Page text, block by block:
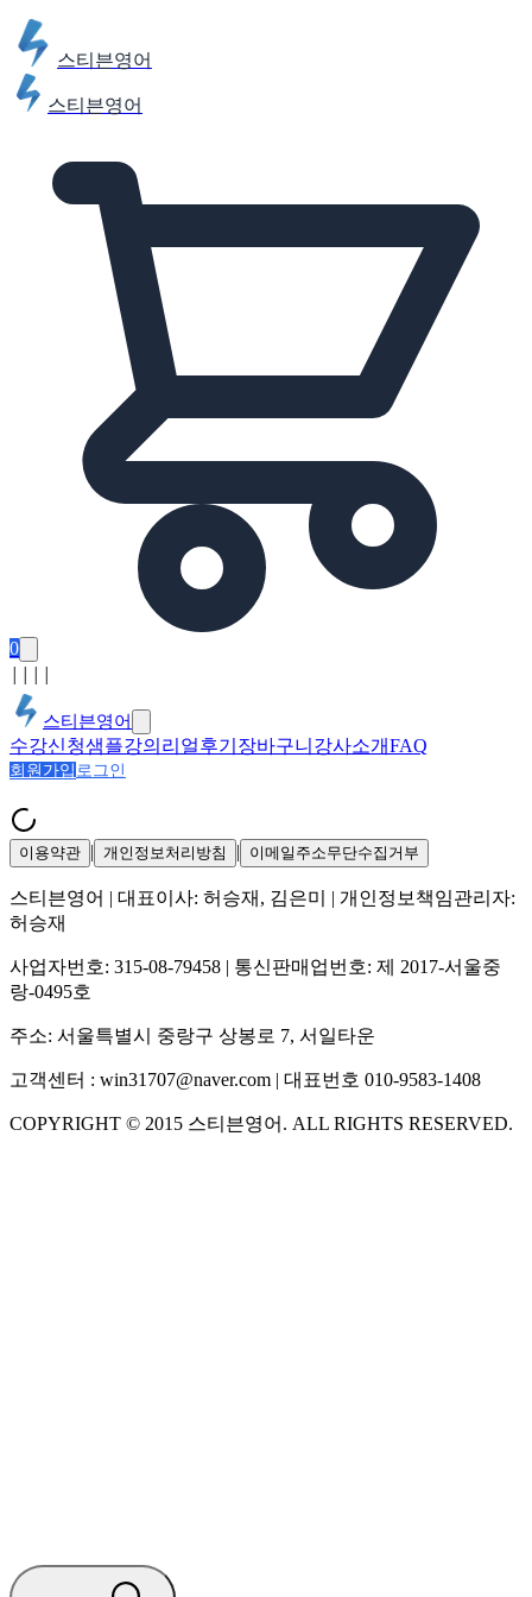
스티븐영어
스티븐영어
0
스티븐영어
수강신청샘플강의 리얼후기 장바구니 강사소개FAQ
회원가입 로그인
이용약관 | 개인정보처리방침 | 이메일주소무단수집거부
스티븐영어 | 대표이사: 허승재, 김은미
| 개인정보책임관리자:
허승재
사업자번호: 315-08-79458 | 통신판매업번호: 제 2017-서울중
랑-0495호
주소: 서울특별시 중랑구 상봉로 7, 서일타운
고객센터 : win31707@naver.com | 대표번호 010-9583-1408
COPYRIGHT © 2015 스티븐영어 . ALL RIGHTS RESERVED.